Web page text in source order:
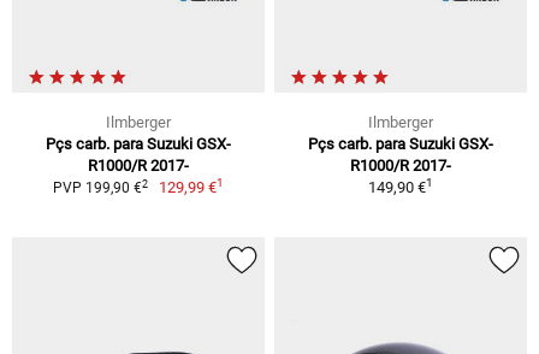
Ilmberger
Pçs carb. para Suzuki GSX-
R1000/R 2017-
PVP 199,90 €2 129,99 €1
Ilmberger
Pçs carb. para Suzuki GSX-
R1000/R 2017-
149,90 €1